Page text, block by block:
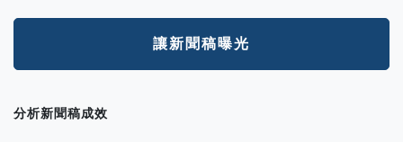
讓新聞稿曝光
分析新聞稿成效